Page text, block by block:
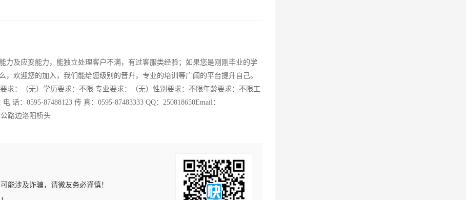
力及应变能力，能独立处理客户不满，有过客服类经验；如果您是刚刚毕业的学
欢迎您的加入，我们能给您级别的晋升，专业的培训等广阔的平台提升自己。
求：（无）学历要求：不限 专业要求：（无）性别要求：不限年龄要求：不限工
：0595-87488123 传 真：0595-87483333 QQ：250818650Email：
公路边洛阳桥头
能涉及诈骗，请微友务必谨慎！